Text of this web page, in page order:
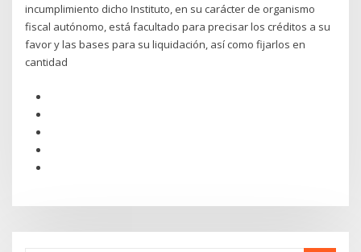
incumplimiento dicho Instituto, en su carácter de organismo
fiscal autónomo, está facultado para precisar los créditos a su
favor y las bases para su liquidación, así como fijarlos en
cantidad